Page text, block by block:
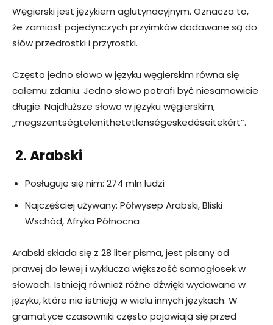
Węgierski jest językiem aglutynacyjnym. Oznacza to,
że zamiast pojedynczych przyimków dodawane są do
słów przedrostki i przyrostki.
Często jedno słowo w języku węgierskim równa się
całemu zdaniu. Jedno słowo potrafi być niesamowicie
długie. Najdłuższe słowo w języku węgierskim,
„megszentségteleníthetetlenségeskedéseitekért”.
2. Arabski
Posługuje się nim: 274 mln ludzi
Najczęściej używany: Półwysep Arabski, Bliski
Wschód, Afryka Północna
Arabski składa się z 28 liter pisma, jest pisany od
prawej do lewej i wyklucza większość samogłosek w
słowach. Istnieją również różne dźwięki wydawane w
języku, które nie istnieją w wielu innych językach. W
gramatyce czasowniki często pojawiają się przed